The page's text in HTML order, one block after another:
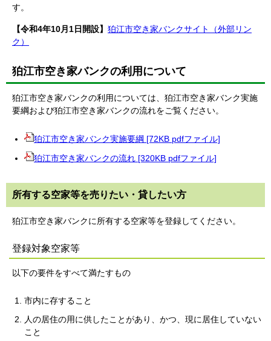
す。
【令和4年10月1日開設】 狛江市空き家バンクサイト（外部リン
ク）
狛江市空き家バンクの利用について
狛江市空き家バンクの利用については、狛江市空き家バンク実施
要綱および狛江市空き家バンクの流れをご覧ください。
狛江市空き家バンク実施要綱 [72KB pdfファイル]
狛江市空き家バンクの流れ [320KB pdfファイル]
所有する空家等を売りたい・貸したい方
狛江市空き家バンクに所有する空家等を登録してください。
登録対象空家等
以下の要件をすべて満たすもの
市内に存すること
人の居住の用に供したことがあり、かつ、現に居住していない
こと